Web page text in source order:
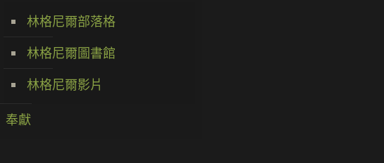
林格尼爾部落格
林格尼爾圖書館
林格尼爾影片
奉獻